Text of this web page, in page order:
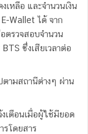
เหลือ และจำนวนเงิน
Wallet ได้ จาก
ตรวจสอบจำนวน
ซึ่งเสียเวลาต่อ
ตามสถานีต่างๆ ผ่าน
เตือนเมื่อผู้ใช้มียอด
รโดยสาร